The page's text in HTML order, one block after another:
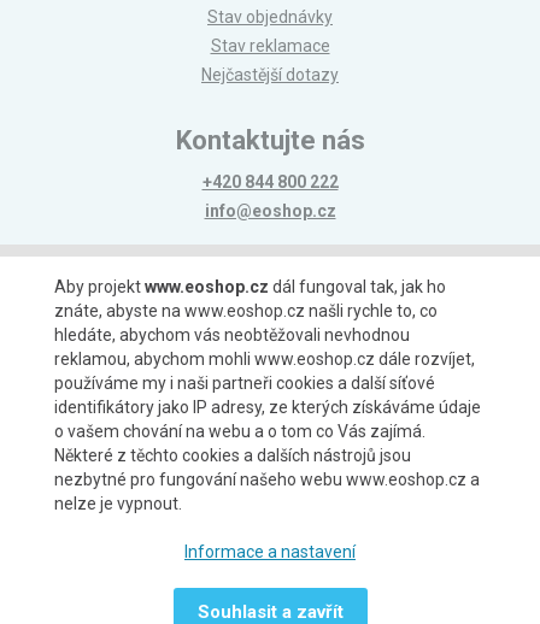
Stav objednávky
Stav reklamace
Nejčastější dotazy
Kontaktujte nás
+420 844 800 222
info@eoshop.cz
Možnosti platby
Možnosti dopravy
Aby projektwww.eoshop.cz dál fungoval tak, jak ho
znáte, abyste na www.eoshop.cz našli rychle to, co
hledáte, abychom vás neobtěžovali nevhodnou
reklamou, abychom mohli www.eoshop.cz dále rozvíjet,
používáme my i naši partneři cookies a další síťové
identifikátory jako IP adresy, ze kterých získáváme údaje
o vašem chování na webu a o tom co Vás zajímá.
Některé z těchto cookies a dalších nástrojů jsou
nezbytné pro fungování našeho webu www.eoshop.cz a
nelze je vypnout.
Informace a nastavení
Souhlasit a zavřít